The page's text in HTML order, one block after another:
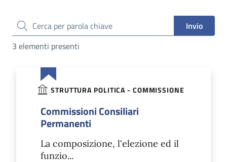
cerca
Invio
3 elementi presenti
STRUTTURA POLITICA - COMMISSIONE
Commissioni Consiliari
Permanenti
La composizione, l'elezione ed il
funzio...